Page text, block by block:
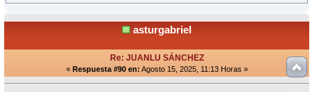
asturgabriel
Re: JUANLU SÁNCHEZ
« Respuesta #90 en: Agosto 15, 2025, 11:13 Horas »